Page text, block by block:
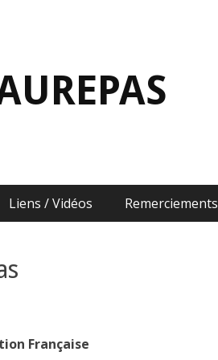
Liens / Vidéos Remerciements
Française